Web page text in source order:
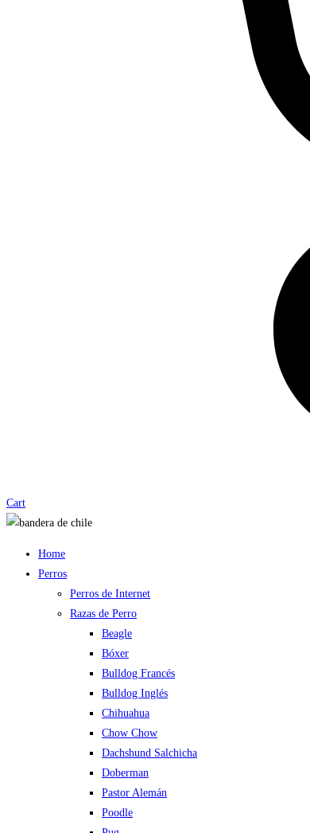
Cart
Home
Perros
Perros de Internet
Razas de Perro
Beagle
Bóxer
Bulldog Francés
Bulldog Inglés
Chihuahua
Chow Chow
Dachshund Salchicha
Doberman
Pastor Alemán
Poodle